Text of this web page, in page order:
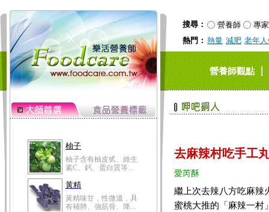
搜尋： 營養師
專家
熱門： 熱量 減肥 老年
營養師觀點｜
柚子含有柚皮甙、維生
素C、鈣、蛋白質等...
黃精味甘，性微溫，具
有補肺、強筋骨、降...
去麻辣村吃手工
愛芮酥
繼上次去辣八方吃麻辣
蜜桃大推的「麻辣一村